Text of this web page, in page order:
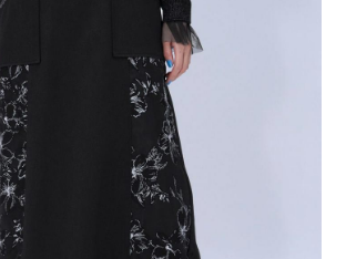
哥大股份有限公司」（以下簡稱本公司）所提供，讓
本服務購買商品或服務，並由商店將買賣／分期付款
司後，依約使用本公司帳單繳交帳款。
大哥付你分期」之契約關係目的，商店將以您的個人
或地址）提供予台灣大哥大進項蒐集、處理及利用，
分期帳單所需資料之確認、核對及更正。
請詳閱以下連結：
https://oppay.tw/userRule
後14天內，點擊此簡訊中的連結，可透過四大超商／
元方式進行付款，方視為交易完成。
成當下不需立刻繳費，但若您需要取消訂單，請聯絡
商家同意取消之訂單仍視為有效，需透過AFTEE先享
AFTEE先享後付 」之結帳頁面顯示為準，若有關於
需取消欲退款等相關疑問，請聯繫「AFTEE先享後付
netprotections.freshdesk.com/support/home
份有限公司提供之「AFTEE先享後付」服務完成之交
範圍內提供個人資料，並將交易相關給付款項請求債
有限公司。
含以上)免運費
含以上)免運費
含以上)免運費